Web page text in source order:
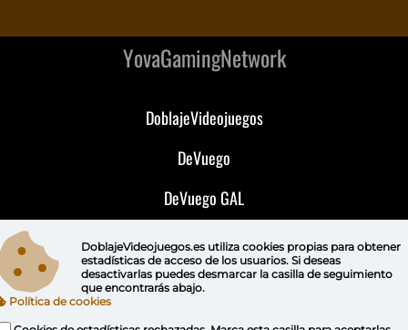
YovaGamingNetwork
DoblajeVideojuegos
DeVuego
DeVuego GAL
DeVuego LATAM
DeVuego Portugal
DoblajeVideojuegos.es utiliza cookies propiaspara obtener
estadísticas de acceso de los usuarios. Si deseas
desactivarlas puedes desmarcar la casilla de seguimiento
que encontrarás abajo.
Política de cookies